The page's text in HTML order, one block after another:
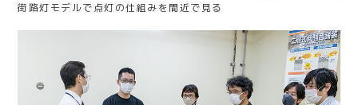
街路灯モデルで点灯の仕組みを間近で見る